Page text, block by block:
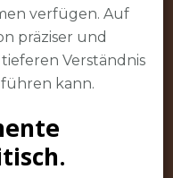
verfügen. Auf
präziser und
Verständnis
kann.